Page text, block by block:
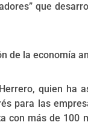
que
de la economía
quien ha
para las
con más de 100